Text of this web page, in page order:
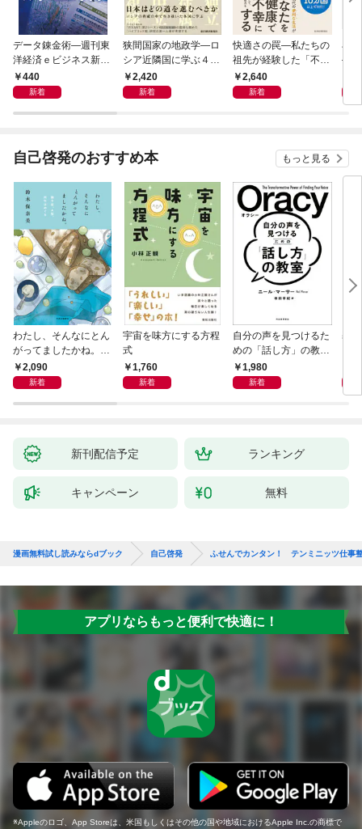
データ錬金術―週刊東
洋経済ｅビジネス新書
Ｎo.493
440
新着
狭間国家の地政学―ロ
シア近隣国に学ぶ４つ
の生き残り戦略
2,420
新着
快適さの罠―私たちの
祖先が経験した「不快
さ」が人生を充実させ
る
2,640
新着
石
―大
２
自己啓発のおすすめ本 もっと見る
わたし、そんなにとん
がってましたかね。
獅子座、Ａ型、丙午は
めぐる
2,090
新着
宇宙を味方にする方程
式
1,760
新着
自分の声を見つけるた
めの「話し方」の教
室 Ｏｒａｃｙ（オラ
シー）
1,980
新着
基
新刊配信予定 ランキング
キャンペーン 無料
漫画無料試し読みならdブック 自己啓発 ふせんでカンタン！ テンミニッツ仕事
アプリならもっと便利で快適に！
Appleのロゴ、App Storeは、米国もしくはその他の国や地域におけるApple Inc.の商標で